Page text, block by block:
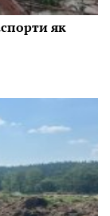
як